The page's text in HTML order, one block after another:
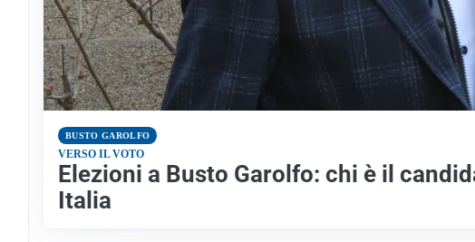
BUSTO GAROLFO
VERSO IL VOTO
Elezioni a Busto Garolfo: chi è il
Italia